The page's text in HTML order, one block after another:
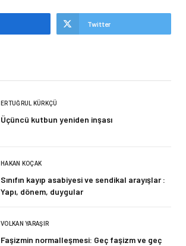
Twitter
ERTUĞRUL KÜRKÇÜ
Üçüncü kutbun yeniden inşası
HAKAN KOÇAK
Sınıfın kayıp asabiyesi ve sendikal arayışlar :
Yapı, dönem, duygular
VOLKAN YARAŞIR
Faşizmin normalleşmesi: Geç faşizm ve geç